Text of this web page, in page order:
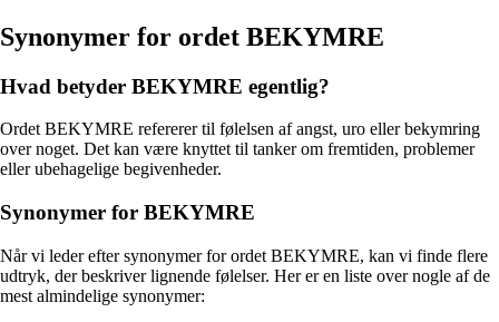
Synonymer for ordet BEKYMRE
Hvad betyder BEKYMRE egentlig?
Ordet BEKYMRE refererer til følelsen af angst, uro eller bekymring
over noget. Det kan være knyttet til tanker om fremtiden, problemer
eller ubehagelige begivenheder.
Synonymer for BEKYMRE
Når vi leder efter synonymer for ordet BEKYMRE, kan vi finde flere
udtryk, der beskriver lignende følelser. Her er en liste over nogle af de
mest almindelige synonymer: